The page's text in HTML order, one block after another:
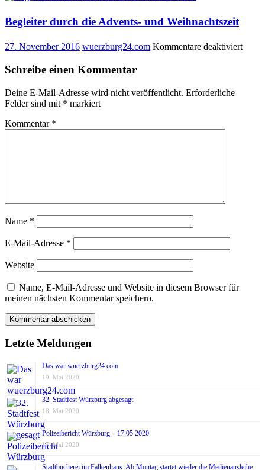
trägt
das
Siegel
Begleiter durch die Advents- und Weihnachtszeit
27. November 2016 wuerzburg24.com Kommentare deaktiviertfür
Schreibe einen Kommentar
Deine E-Mail-Adresse wird nicht veröffentlicht. Erforderliche
Felder sind mit * markiert
Kommentar *
Name *
E-Mail-Adresse *
Website
Name, E-Mail-Adresse und Website in diesem Browser für
meinen nächsten Kommentar speichern.
Letzte Meldungen
Das war wuerzburg24.com
19. Mai 2020
32. Stadtfest Würzburg abgesagt
18. Mai 2020
Polizeibericht Würzburg – 17.05.2020
17. Mai 2020
Stadtbücherei im Falkenhaus: Ab Montag startet wieder die Medienausleihe